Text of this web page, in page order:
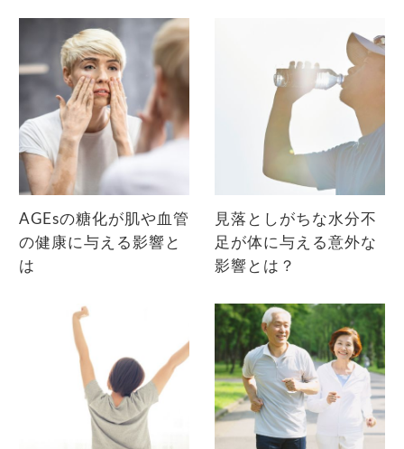
AGEsの糖化が肌や血管
の健康に与える影響と
は
見落としがちな水分不
足が体に与える意外な
影響とは？